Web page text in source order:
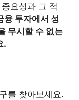
요성과 그 적
융 투자에서 성
무시할 수 없는
.
를 찾아보세요.